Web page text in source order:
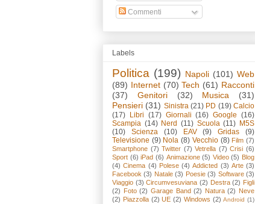
Commenti
Labels
Politica (199) Napoli (101) Web
(89) Internet (70) Tech (61) Racconti
(37)
Genitori (32) Musica
(31)
Pensieri (31) Sinistra (21) PD (19) Calcio
(17)
Libri (17) Giornali (16) Google (16)
Scampia (14) Nerd (11) Scuola (11) M5S
(10)
Scienza (10) EAV (9) Gridas
(9)
Televisione (9) Nola (8) Vecchio (8) Film (7)
Smartphone (7) Twitter (7) Vetrella (7) Crisi (6)
Sport (6) iPad (6) Animazione (5) Video (5) Blog
(4) Cinema (4) Polese (4) Addicted (3) Arte (3)
Facebook (3) Natale (3) Poesie (3) Software (3)
Viaggio (3) Circumvesuviana (2) Destra (2) Figli
(2)
Foto (2) Garage Band (2) Natura (2) Neve
(2) Piazzolla (2) UE (2) Windows (2) Android (1)